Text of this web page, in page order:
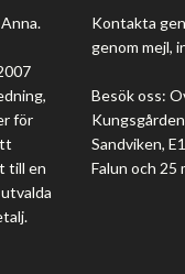
för
till en
Kontakta
genom mejl,
Besök oss:
Sandviken,
Falun och 25